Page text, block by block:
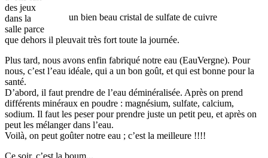
un bien beau cristal de sulfate de cuivre
des jeux
dans la
salle parce
que dehors il pleuvait très fort toute la journée.
Plus tard, nous avons enfin fabriqué notre eau (EauVergne). Pour
nous, c’est l’eau idéale, qui a un bon goût, et qui est bonne pour la
santé.
D’abord, il faut prendre de l’eau déminéralisée. Après on prend
différents minéraux en poudre : magnésium, sulfate, calcium,
sodium. Il faut les peser pour prendre juste un petit peu, et après on
peut les mélanger dans l’eau.
Voilà, on peut goûter notre eau ; c’est la meilleure !!!!
Ce soir, c’est la boum...